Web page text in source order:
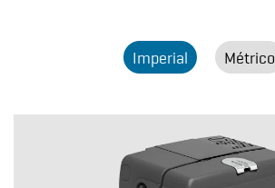
Imperial Métrico